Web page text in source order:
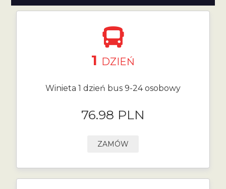
1 DZIEŃ
Winieta 1 dzień bus 9-24 osobowy
76.98 PLN
ZAMÓW